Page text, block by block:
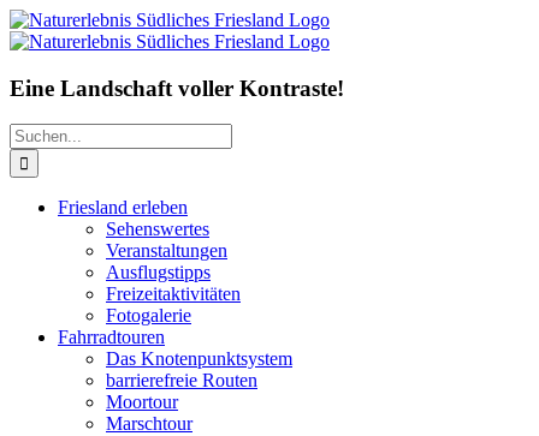
Zum
Inhalt
Eine Landschaft voller Kontraste!
Suche
nach:
Friesland erleben
Sehenswertes
Veranstaltungen
Ausflugstipps
Freizeitaktivitäten
Fotogalerie
Fahrradtouren
Das Knotenpunktsystem
barrierefreie Routen
Moortour
Marschtour